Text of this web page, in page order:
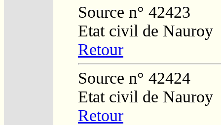
Source n° 42423
Etat civil de Nauroy
Retour
Source n° 42424
Etat civil de Nauroy
Retour